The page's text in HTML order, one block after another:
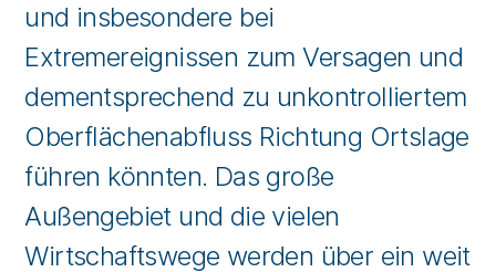
und insbesondere bei
Extremereignissen zum Versagen und
dementsprechend zu unkontrolliertem
Oberflächenabfluss Richtung Ortslage
führen könnten. Das große
Außengebiet und die vielen
Wirtschaftswege werden über ein weit